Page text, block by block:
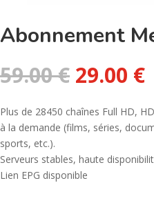
Abonnement
59.00€ Le
prix
initial
était :
59.00 €.
29.00 €Le
Plus de 28450 chaînes Full HD,
à la demande (films, séries,
sports, etc.).
Serveurs stables, haute
Lien EPG disponible